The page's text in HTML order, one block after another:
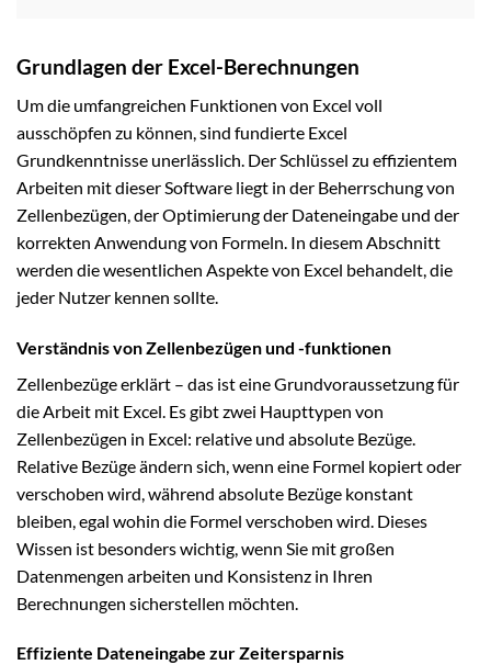
Grundlagen der Excel-Berechnungen
Um die umfangreichen Funktionen von Excel voll
ausschöpfen zu können, sind fundierte Excel
Grundkenntnisse unerlässlich. Der Schlüssel zu effizientem
Arbeiten mit dieser Software liegt in der Beherrschung von
Zellenbezügen, der Optimierung der Dateneingabe und der
korrekten Anwendung von Formeln. In diesem Abschnitt
werden die wesentlichen Aspekte von Excel behandelt, die
jeder Nutzer kennen sollte.
Verständnis von Zellenbezügen und -funktionen
Zellenbezüge erklärt – das ist eine Grundvoraussetzung für
die Arbeit mit Excel. Es gibt zwei Haupttypen von
Zellenbezügen in Excel: relative und absolute Bezüge.
Relative Bezüge ändern sich, wenn eine Formel kopiert oder
verschoben wird, während absolute Bezüge konstant
bleiben, egal wohin die Formel verschoben wird. Dieses
Wissen ist besonders wichtig, wenn Sie mit großen
Datenmengen arbeiten und Konsistenz in Ihren
Berechnungen sicherstellen möchten.
Effiziente Dateneingabe zur Zeitersparnis